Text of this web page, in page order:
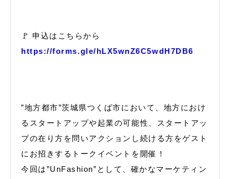
🚩 申込はこちらから
https://forms.gle/hLX5wnZ6C5wdH7DB6
”地方都市”茨城県つくば市において、地方におけ
るスタートアップや起業の可能性、スタートアッ
プの在り方を問いアクションし続ける方をゲスト
にお招きするトークイベントを開催！
今回は”UnFashion”として、確かなマーケティン